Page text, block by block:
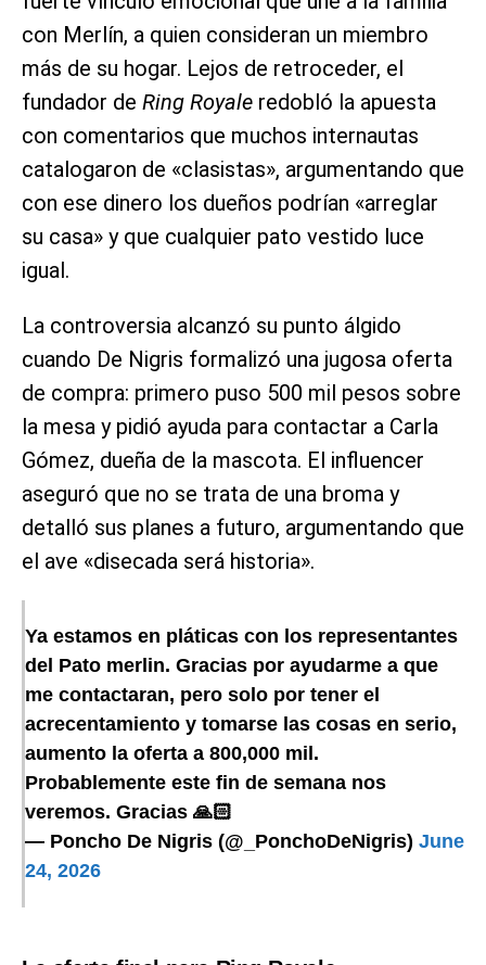
con Merlín, a quien consideran un miembro
más de su hogar. Lejos de retroceder, el
fundador de Ring Royale redobló la apuesta
con comentarios que muchos internautas
catalogaron de «clasistas», argumentando que
con ese dinero los dueños podrían «arreglar
su casa» y que cualquier pato vestido luce
igual.
La controversia alcanzó su punto álgido
cuando De Nigris formalizó una jugosa oferta
de compra: primero puso 500 mil pesos sobre
la mesa y pidió ayuda para contactar a Carla
Gómez, dueña de la mascota. El influencer
aseguró que no se trata de una broma y
detalló sus planes a futuro, argumentando que
el ave «disecada será historia».
Ya estamos en pláticas con los representantes
del Pato merlin. Gracias por ayudarme a que
me contactaran, pero solo por tener el
acrecentamiento y tomarse las cosas en serio,
aumento la oferta a 800,000 mil.
Probablemente este fin de semana nos
veremos. Gracias 🙏🏻
— Poncho De Nigris (@_PonchoDeNigris) June
24, 2026